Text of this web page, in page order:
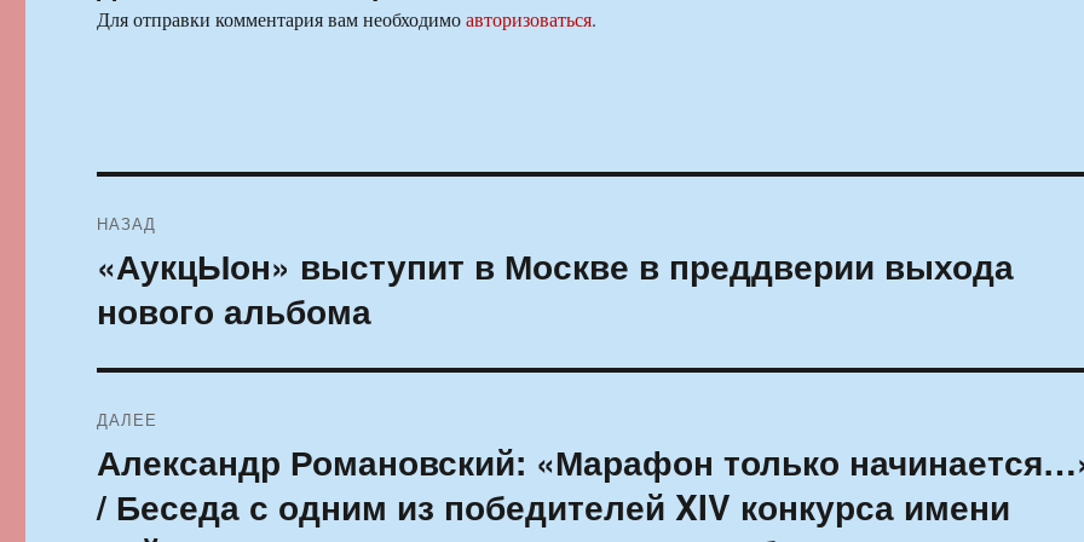
Для отправки комментария вам необходимоавторизоваться.
по
записям
НАЗАД
Предыдущая
запись:
«АукцЫон» выступит в Москве в преддверии выхода
нового альбома
ДАЛЕЕ
Следующая
запись:
Александр Романовский: «Марафон только
/ Беседа с одним из победителей XIV конкурса имени